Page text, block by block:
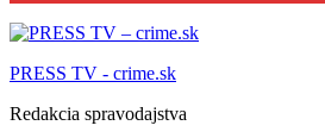
PRESS TV - crime.sk
Redakcia spravodajstva